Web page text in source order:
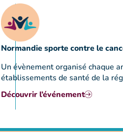
Normandie sporte contre le
Un évènement organisé chaque
établissements de santé de la
Découvrir l’événement